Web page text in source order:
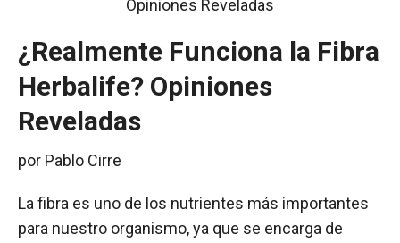
¿Realmente Funciona la Fibra
Herbalife? Opiniones
Reveladas
por Pablo Cirre
La fibra es uno de los nutrientes más importantes
para nuestro organismo, ya que se encarga de